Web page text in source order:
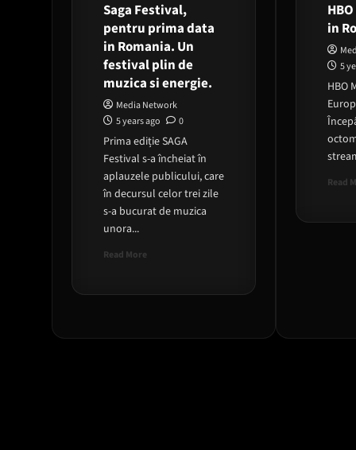
Saga Festival,
pentru prima data
in Romania. Un
festival plin de
muzica si energie.
Media Network
5 years ago
0
Prima ediție SAGA
Festival s-a încheiat în
aplauzele publicului, care
în decursul celor trei zile
s-a bucurat de muzica
unora...
Read MoreRead
Saga
prima
in
5
HBO
Read